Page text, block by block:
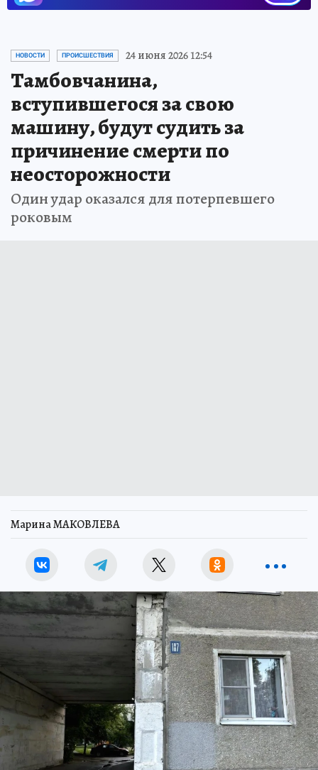
НОВОСТИ ПРОИСШЕСТВИЯ 24 июня 2026 12:54
Тамбовчанина,
вступившегося за свою
машину, будут судить за
причинение смерти по
неосторожности
Один удар оказался для потерпевшего
роковым
Марина МАКОВЛЕВА